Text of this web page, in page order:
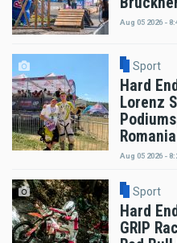
Aug 05 2026 -
Sport
Hard
Lorenz
Aug 05 2026 -
Sport
Hard
GRIP